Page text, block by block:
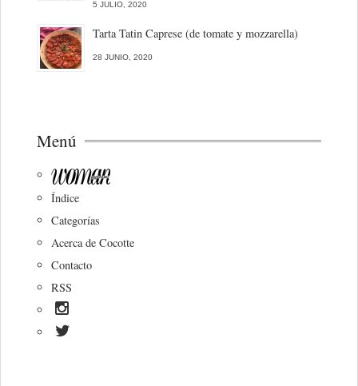
5 JULIO, 2020
Tarta Tatin Caprese (de tomate y mozzarella)
28 JUNIO, 2020
Menú
Índice
Categorías
Acerca de Cocotte
Contacto
RSS